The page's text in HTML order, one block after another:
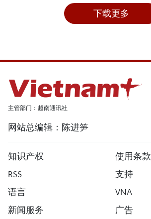
下载更多
主管部门：越南通讯社
网站总编辑：陈进笋
知识产权
使用条款
RSS
支持
语言
VNA
新闻服务
广告